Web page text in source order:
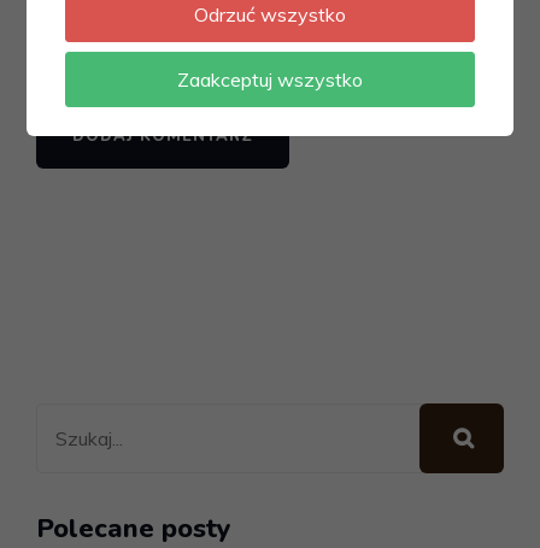
Zapamiętaj moje dane w tej przeglądarce podczas
pisania kolejnych komentarzy.
Polecane posty
Odrzuć wszystko
Zaakceptuj wszystko